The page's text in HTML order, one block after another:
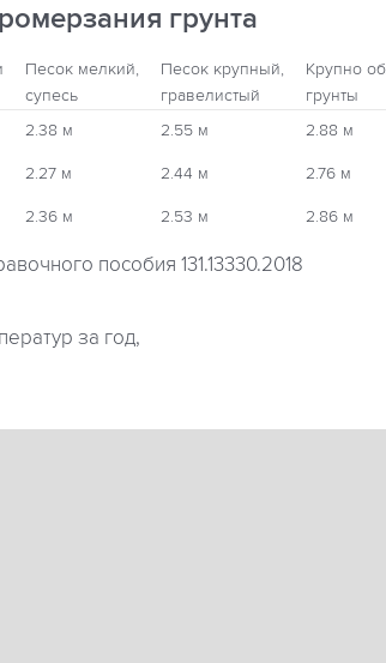
грунта
Песок мелкий,
супесь
Песок крупный,
гравелистый
Крупно
грунты
2.38 м 2.55 м 2.88 м
2.27 м 2.44 м 2.76 м
2.36 м 2.53 м 2.86 м
пособия 131.13330.2018
за год,